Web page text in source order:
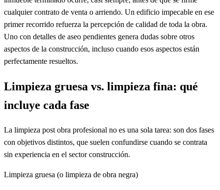
cualquier contrato de venta o arriendo. Un edificio impecable en ese
primer recorrido refuerza la percepción de calidad de toda la obra.
Uno con detalles de aseo pendientes genera dudas sobre otros
aspectos de la construcción, incluso cuando esos aspectos están
perfectamente resueltos.
Limpieza gruesa vs. limpieza fina: qué
incluye cada fase
La limpieza post obra profesional no es una sola tarea: son dos fases
con objetivos distintos, que suelen confundirse cuando se contrata
sin experiencia en el sector construcción.
Limpieza gruesa (o limpieza de obra negra)